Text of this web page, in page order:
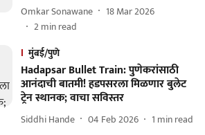
Omkar Sonawane
18 Mar 2026
2min read
मुंबई/पुणे
Hadapsar Bullet Train: पुणेकरांसाठी
आनंदाची बातमी! हडपसरला मिळणार बुलेट
ट्रेन स्थानक; वाचा सविस्तर
Siddhi Hande 04 Feb 2026 1 min read